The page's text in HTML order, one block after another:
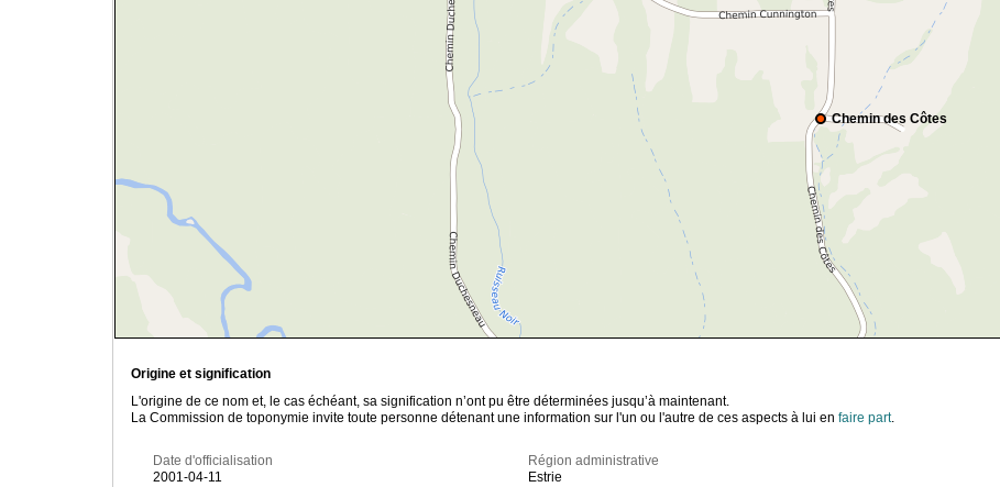
Chemin des Côtes
Origine et signification
L'origine de ce nom et, le cas échéant, sa signification n’ont pu être déterminées jusqu’à maintenant.
La Commission de toponymie invite toute personne détenant une information sur l'un ou l'autre de ces aspects à lui en faire part.
Date d'officialisation
2001-04-11
Région administrative
Estrie